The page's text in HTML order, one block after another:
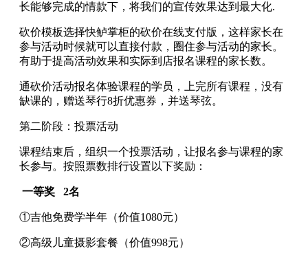
长能够完成的情款下，将我们的宣传效果达到最大化.
砍价模板选择快鲈掌柜的砍价在线支付版，这样家长在
参与活动时候就可以直接付款，圈住参与活动的家长。
有助于提高活动效果和实际到店报名课程的家长数。
通砍价活动报名体验课程的学员，上完所有课程，没有
缺课的，赠送琴行8折优惠券，并送琴弦。
第二阶段：投票活动
课程结束后，组织一个投票活动，让报名参与课程的家
长参与。按照票数排行设置以下奖励：
一等奖 2名
①吉他免费学半年（价值1080元）
②高级儿童摄影套餐（价值998元）